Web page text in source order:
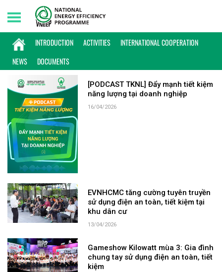
INTRODUCTION ACTIVITIES
INTERNATIONAL COOPERATION
NEWS
DOCUMENTS
Friday, 07/08/2026 | 13:51 GMT+7
KEYWORD: EVNHCMC
[PODCAST TKNL] Đẩy mạnh tiết kiệm
năng lượng tại doanh nghiệp
16/04/2026
EVNHCMC tăng cường tuyên truyền
sử dụng điện an toàn, tiết kiệm tại
khu dân cư
13/04/2026
Gameshow Kilowatt mùa 3: Gia đình
chung tay sử dụng điện an toàn, tiết
kiệm